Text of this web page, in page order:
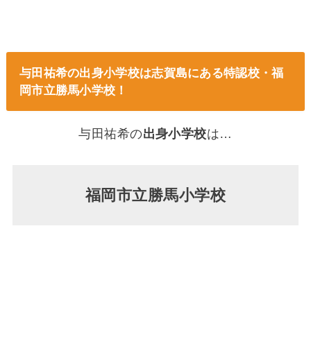
与田祐希の出身小学校は志賀島にある特認校・福
岡市立勝馬小学校！
与田祐希の出身小学校は…
福岡市立勝馬小学校